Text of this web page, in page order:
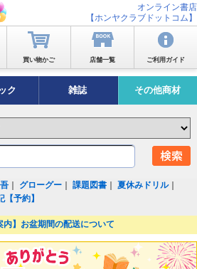
オンライン書店
【ホンヤクラブドットコム】
買い物かご 店舗一覧 ご利用ガイド
ク 雑誌 その他商材
グローグー ｜課題図書 ｜夏休みドリル｜
【予約】
内】お盆期間の配送について